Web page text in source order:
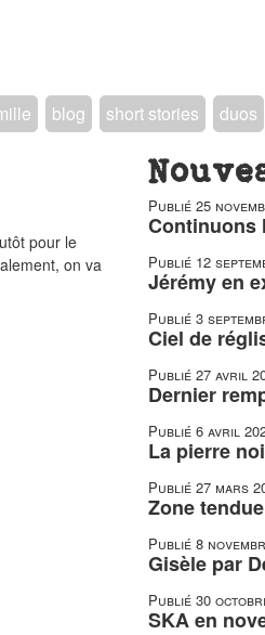
blog short stories duos
pour le
on va
Publié 25
Continuons
Publié 12
Jérémy en
Publié 3
Ciel de
Publié 27 avril
Dernier
Publié 6 avril
La pierre
Publié 27 mars
Zone
Publié 8
Gisèle par
Publié 30
SKA en